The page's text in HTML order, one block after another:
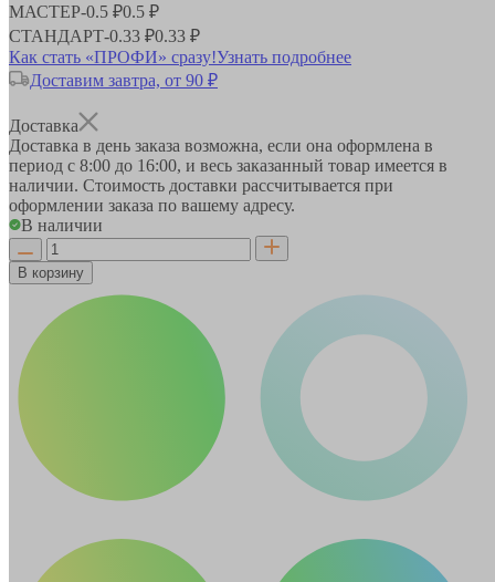
МАСТЕР-0.5 ₽0.5 ₽
СТАНДАРТ-0.33 ₽0.33 ₽
Как стать «ПРОФИ» сразу!Узнать подробнее
Доставим завтра, от 90 ₽
Доставка
Доставка в день заказа возможна, если она оформлена в
период с 8:00 до 16:00, и весь заказанный товар имеется в
наличии. Стоимость доставки рассчитывается при
оформлении заказа по вашему адресу.
В наличии
В корзину